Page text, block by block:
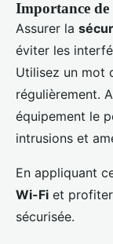
Importance de
Assurer la
éviter les
Utilisez un mot
régulièrement.
équipement le
intrusions et
En appliquant
Wi-Fi et
sécurisée.